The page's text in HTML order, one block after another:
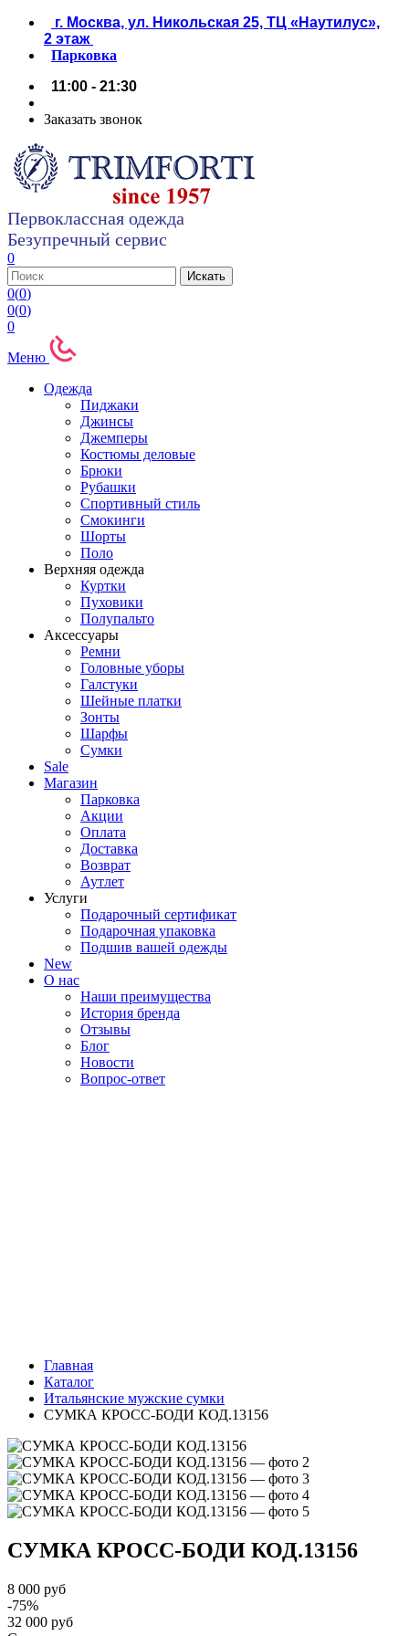
г. Москва, ул. Никольская 25, ТЦ «Наутилус»,
2 этаж
Парковка
11:00 - 21:30
Заказать звонок
Первоклассная одежда
Безупречный сервис
0
0(0)
0(0)
0
Меню
Одежда
Пиджаки
Джинсы
Джемперы
Костюмы деловые
Брюки
Рубашки
Спортивный стиль
Смокинги
Шорты
Поло
Верхняя одежда
Куртки
Пуховики
Полупальто
Аксессуары
Ремни
Головные уборы
Галстуки
Шейные платки
Зонты
Шарфы
Сумки
Sale
Магазин
Парковка
Акции
Оплата
Доставка
Возврат
Аутлет
Услуги
Подарочный сертификат
Подарочная упаковка
Подшив вашей одежды
New
О нас
Наши преимущества
История бренда
Отзывы
Блог
Новости
Вопрос-ответ
Главная
Каталог
Итальянские мужские сумки
СУМКА КРОСС-БОДИ КОД.13156
СУМКА КРОСС-БОДИ КОД.13156
8 000 руб
-75%
32 000 руб